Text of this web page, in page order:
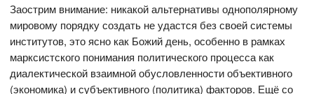
Заострим внимание: никакой альтернативы однополярному
мировому порядку создать не удастся без своей системы
институтов, это ясно как Божий день, особенно в рамках
марксистского понимания политического процесса как
диалектической взаимной обусловленности объективного
(экономика) и субъективного (политика) факторов. Ещё со